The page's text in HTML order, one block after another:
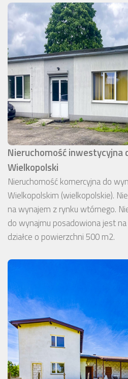
Nieruchomość inwestycyjna
Wielkopolski
Nieruchomość komercyjna do
Wielkopolskim (wielkopolskie).
na wynajem z rynku wtórnego.
do wynajmu posadowiona jest
działce o powierzchni 500 m2.